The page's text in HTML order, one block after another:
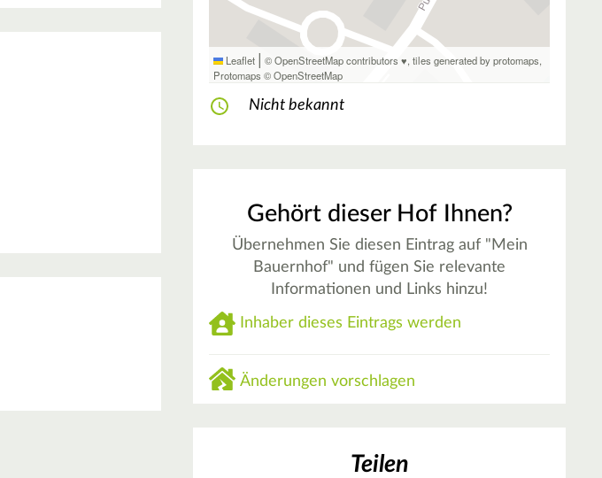
Leaflet | © OpenStreetMap contributors ♥,tiles generated by protomaps,
Protomaps ©OpenStreetMap
Nicht bekannt
Gehört dieser Hof Ihnen?
Übernehmen Sie diesen Eintrag auf "Mein
Bauernhof" und fügen Sie relevante
Informationen und Links hinzu!
Inhaber dieses Eintrags werden
Änderungen vorschlagen
Teilen